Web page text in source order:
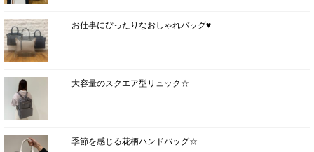
お仕事にぴったりなおしゃれバッグ♥
大容量のスクエア型リュック☆
季節を感じる花柄ハンドバッグ☆